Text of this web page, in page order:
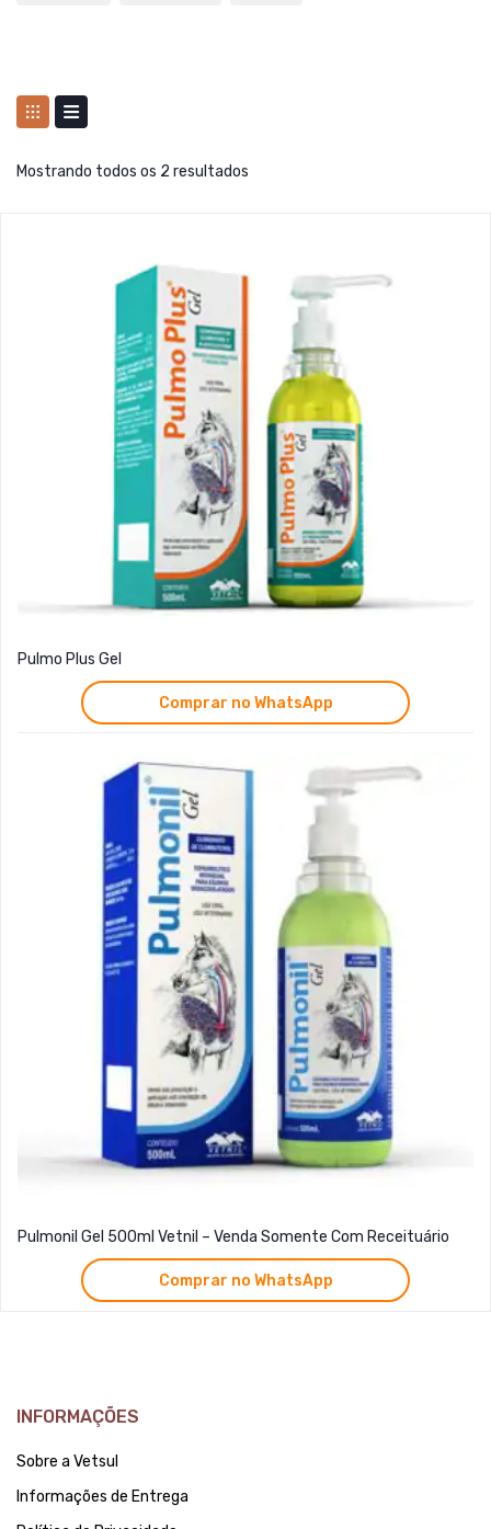
Mostrando todos os 2 resultados
Pulmo Plus Gel
Comprar no WhatsApp
Pulmonil Gel 500ml Vetnil – Venda Somente Com Receituário
Comprar no WhatsApp
INFORMAÇÕES
Sobre a Vetsul
Informações de Entrega